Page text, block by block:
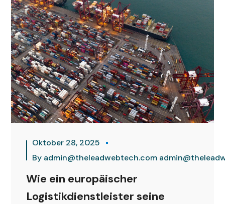
Oktober 28, 2025
By admin@theleadwebtech.com
Wie ein europäischer
Logistikdienstleister seine